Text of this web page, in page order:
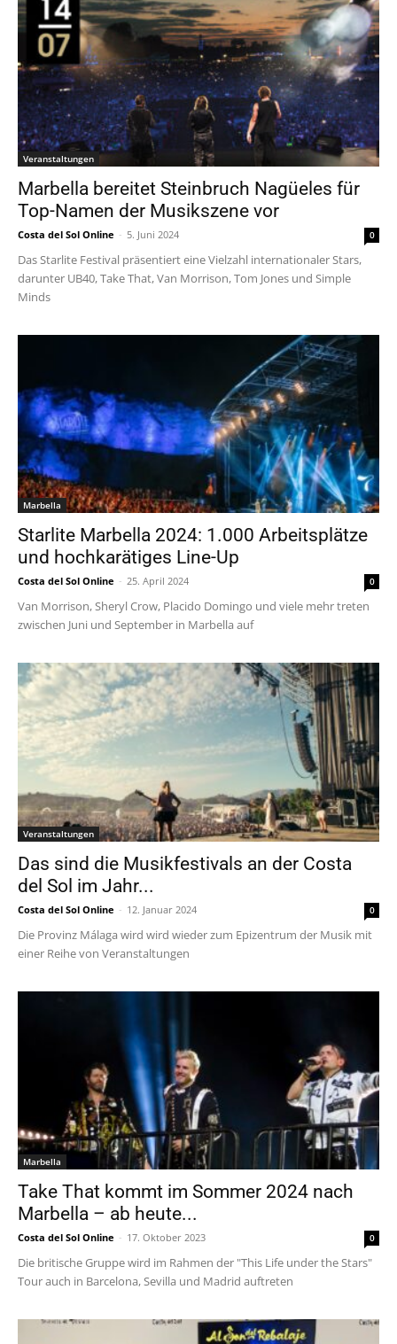
Veranstaltungen
Marbella bereitet Steinbruch Nagüeles für
Top-Namen der Musikszene vor
Costa del Sol Online - 5. Juni 2024 0
Das Starlite Festival präsentiert eine Vielzahl internationaler Stars,
darunter UB40, Take That, Van Morrison, Tom Jones und Simple
Minds
Marbella
Starlite Marbella 2024: 1.000 Arbeitsplätze
und hochkarätiges Line-Up
Costa del Sol Online - 25. April 2024 0
Van Morrison, Sheryl Crow, Placido Domingo und viele mehr treten
zwischen Juni und September in Marbella auf
Veranstaltungen
Das sind die Musikfestivals an der Costa
del Sol im Jahr...
Costa del Sol Online - 12. Januar 2024 0
Die Provinz Málaga wird wird wieder zum Epizentrum der Musik mit
einer Reihe von Veranstaltungen
Marbella
Take That kommt im Sommer 2024 nach
Marbella – ab heute...
Costa del Sol Online - 17. Oktober 2023 0
Die britische Gruppe wird im Rahmen der "This Life under the Stars"
Tour auch in Barcelona, Sevilla und Madrid auftreten